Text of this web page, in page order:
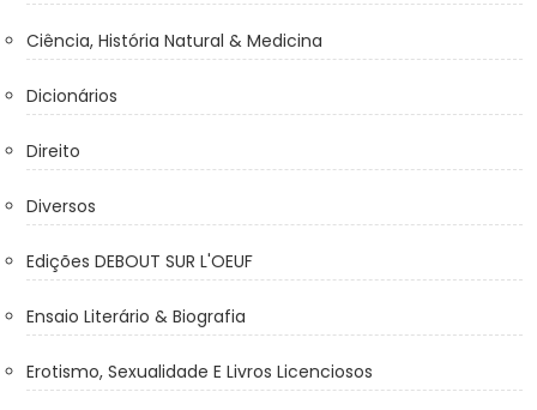
Ciência, História Natural & Medicina
Dicionários
Direito
Diversos
Edições DEBOUT SUR L'OEUF
Ensaio Literário & Biografia
Erotismo, Sexualidade E Livros Licenciosos